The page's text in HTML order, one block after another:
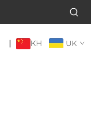
| КН UK